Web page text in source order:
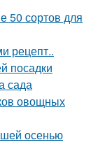
50 сортов для
рецепт..
посадки
сада
овощных
осенью